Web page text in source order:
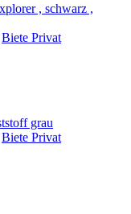
, schwarz ,
Biete Privat
grau
Biete Privat